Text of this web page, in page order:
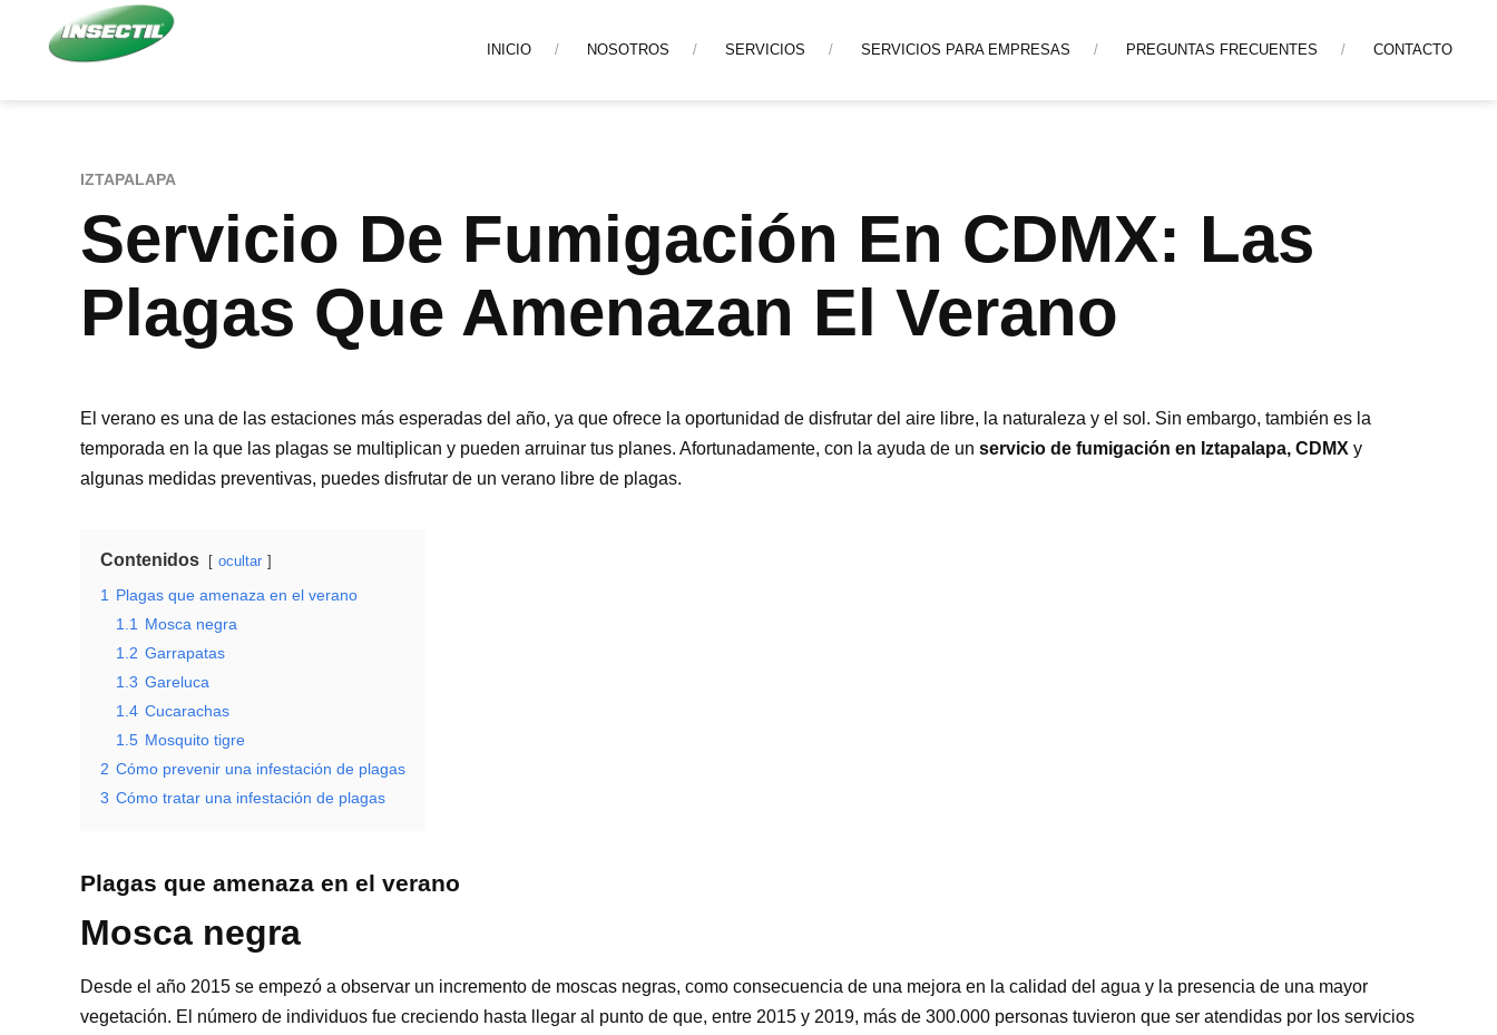
INICIO NOSOTROS SERVICIOS SERVICIOS PARA EMPRESAS PREGUNTAS FRECUENTES CONTACTO
IZTAPALAPA
Servicio De Fumigación En CDMX: Las
Plagas Que Amenazan El Verano
El verano es una de las estaciones más esperadas del año, ya que ofrece la oportunidad de disfrutar del aire libre, la naturaleza y el sol. Sin embargo, también es la
temporada en la que las plagas se multiplican y pueden arruinar tus planes. Afortunadamente, con la ayuda de un servicio de fumigación en Iztapalapa, CDMX y
algunas medidas preventivas, puedes disfrutar de un verano libre de plagas.
Contenidos ocultar
1
Plagas que amenaza en el verano
1.1
Mosca negra
1.2 Garrapatas
1.3 Gareluca
1.4 Cucarachas
1.5 Mosquito tigre
2 Cómo prevenir una infestación de plagas
3 Cómo tratar una infestación de plagas
Plagas que amenaza en el verano
Mosca negra
Desde el año 2015 se empezó a observar un incremento de moscas negras, como consecuencia de una mejora en la calidad del agua y la presencia de una mayor
vegetación. El número de individuos fue creciendo hasta llegar al punto de que, entre 2015 y 2019, más de 300.000 personas tuvieron que ser atendidas por los servicios